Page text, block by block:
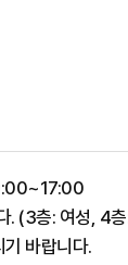
. (3층: 여성, 4
바랍니다.